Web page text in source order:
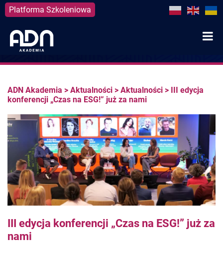
Platforma Szkoleniowa
content
ADN Akademia > Aktualności > Aktualności > III edycja
konferencji „Czas na ESG!” już za nami
III edycja konferencji „Czas na ESG!” już za
nami